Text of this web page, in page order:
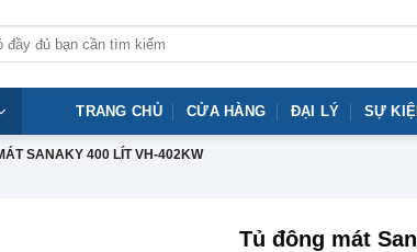
TRANG CHỦ CỬA HÀNG ĐẠI LÝ SỰ
SANAKY 400 LÍT VH-402KW
Tủ đông mát